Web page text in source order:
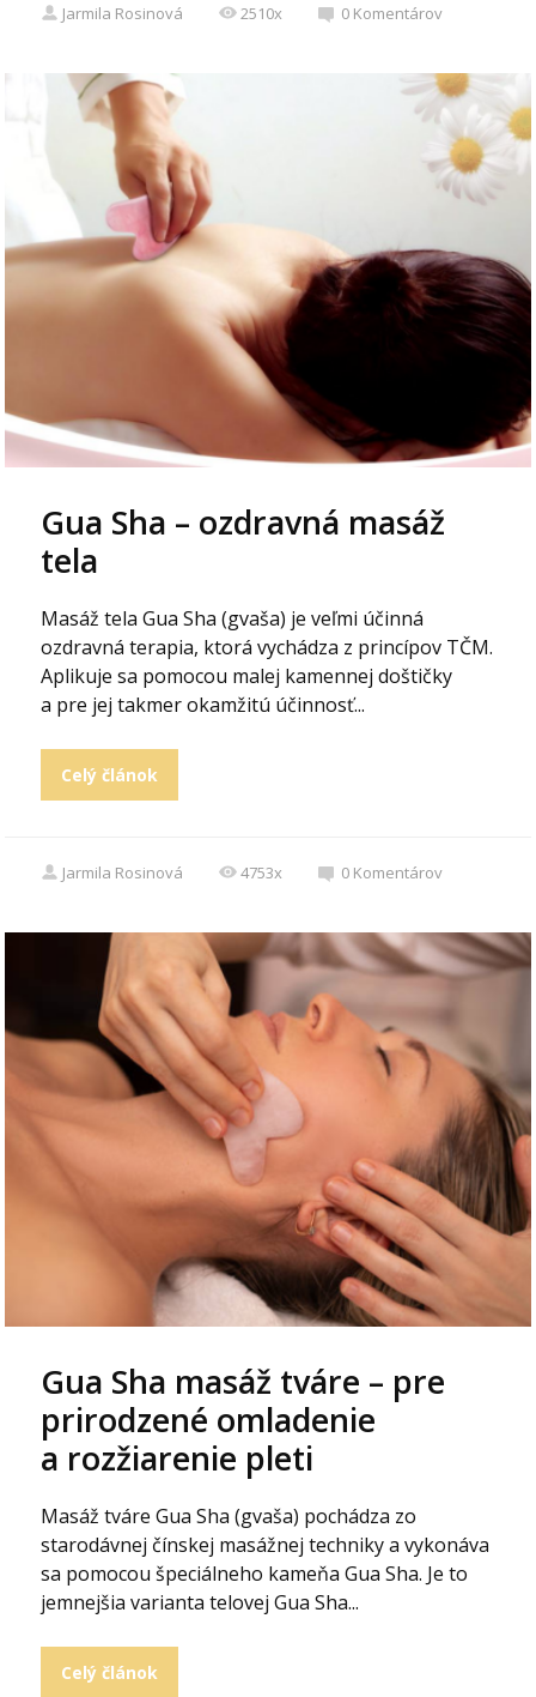
Jarmila Rosinová 2510x 0 Komentárov
Gua Sha – ozdravná masáž
tela
Masáž tela Gua Sha (gvaša) je veľmi účinná
ozdravná terapia, ktorá vychádza z princípov TČM.
Aplikuje sa pomocou malej kamennej doštičky
a pre jej takmer okamžitú účinnosť...
Celý článok
Jarmila Rosinová 4753x 0 Komentárov
Gua Sha masáž tváre – pre
prirodzené omladenie
a rozžiarenie pleti
Masáž tváre Gua Sha (gvaša) pochádza zo
starodávnej čínskej masážnej techniky a vykonáva
sa pomocou špeciálneho kameňa Gua Sha. Je to
jemnejšia varianta telovej Gua Sha...
Celý článok